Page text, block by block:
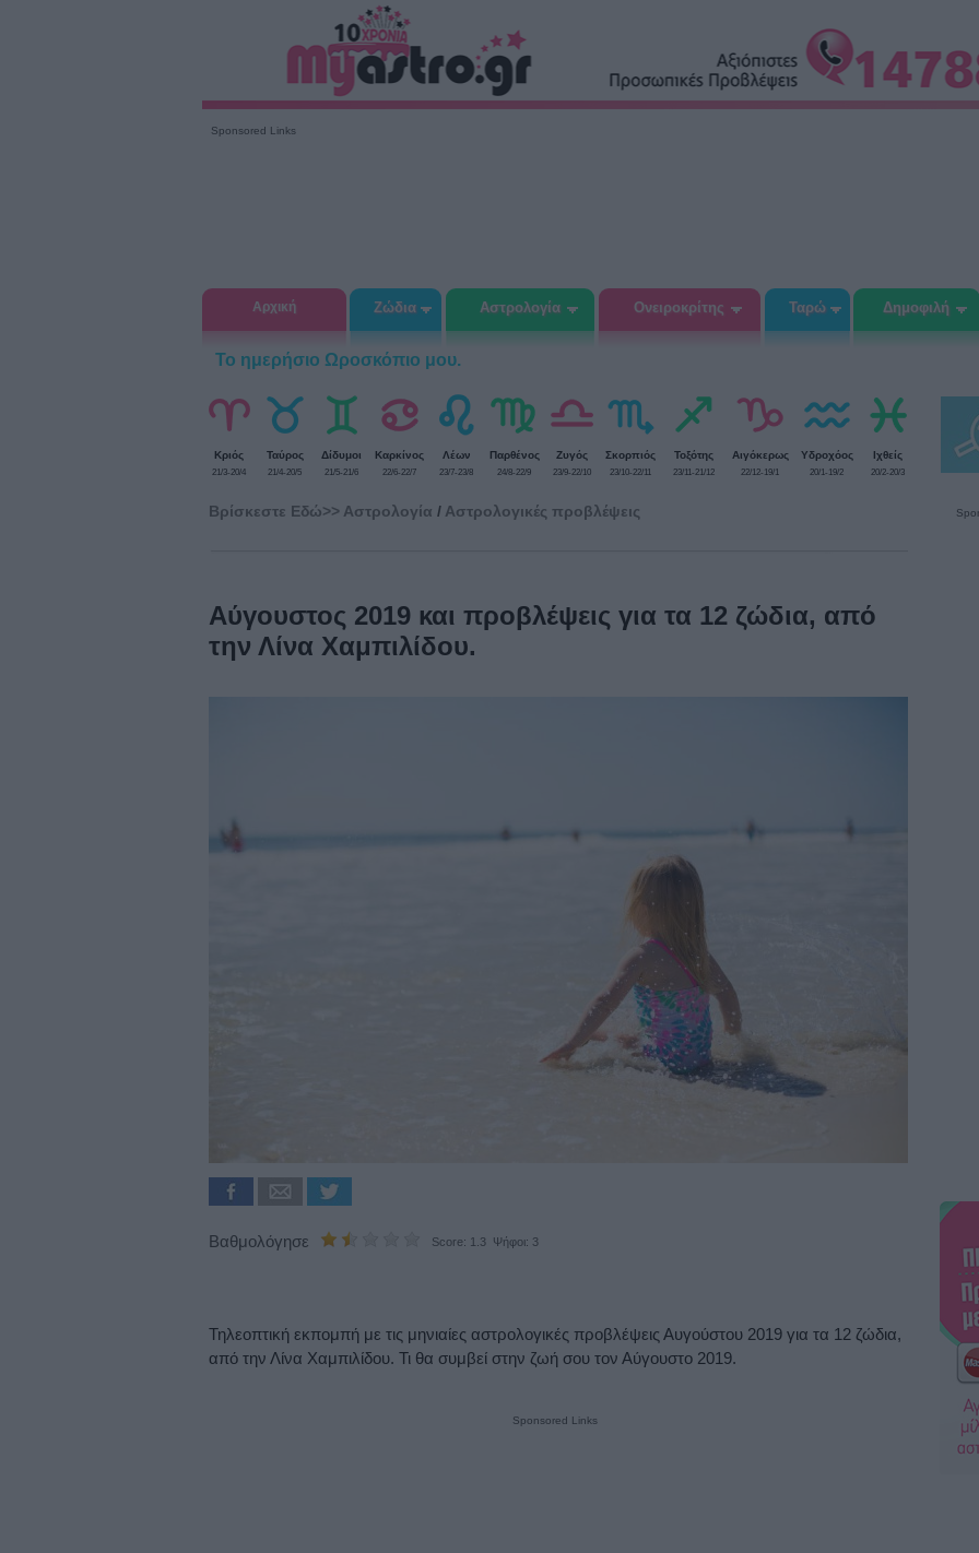
Sponsored Links
Αρχική Ζώδια Αστρολογία Ονειροκρίτης Ταρώ Δημοφιλή
Το ημερήσιο Ωροσκόπιο μου.
Κριός
21/3-20/4
Ταύρος
21/4-20/5
Δίδυμοι
21/5-21/6
Καρκίνος
22/6-22/7
Λέων
23/7-23/8
Παρθένος
24/8-22/9
Ζυγός
23/9-22/10
Σκορπιός
23/10-22/11
Τοξότης
23/11-21/12
Αιγόκερως
22/12-19/1
Υδροχόος
20/1-19/2
Ιχθείς
20/2-20/3
Βρίσκεστε Eδώ>> Αστρολογία / Αστρολογικές προβλέψεις
Αύγουστος 2019 και προβλέψεις για τα 12 ζώδια, από
την Λίνα Χαμπιλίδου.
Βαθμολόγησε Score: 1.3 Ψήφοι: 3
Τηλεοπτική εκπομπή με τις μηνιαίες αστρολογικές προβλέψεις Αυγούστου 2019 για τα 12 ζώδια,
από την Λίνα Χαμπιλίδου. Τι θα συμβεί στην ζωή σου τον Αύγουστο 2019.
Sponsored Links